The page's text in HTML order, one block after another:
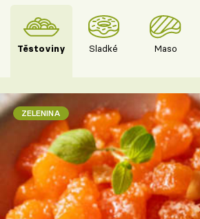
Těstoviny Sladké Maso
ZELENINA